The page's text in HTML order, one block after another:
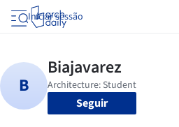
Iniciar sessão
Seguir